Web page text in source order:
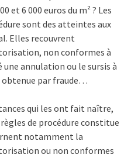
et 6 000 euros du m² ? Les
sont des atteintes aux
Elles recouvrent
non conformes à
annulation ou le sursis à
obtenue par fraude…
qui les ont fait naître,
de procédure constitue
notamment la
ou non conformes